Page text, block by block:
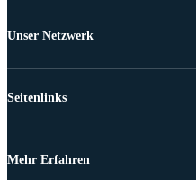
Unser Netzwerk
Seitenlinks
Mehr Erfahren